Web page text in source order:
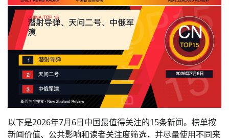
以下是2026年7月6日中国最值得关注的15条新闻。榜单按
新闻价值、公共影响和读者关注度筛选，并尽量使用不同来